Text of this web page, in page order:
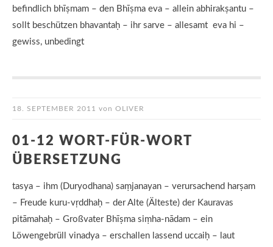
befindlich bhīṣmam – den Bhīṣma eva – allein abhirakṣantu –
sollt beschützen bhavantaḥ – ihr sarve – allesamt eva hi –
gewiss, unbedingt
18. SEPTEMBER 2011 von OLIVER
01-12 WORT-FÜR-WORT
ÜBERSETZUNG
tasya – ihm (Duryodhana) saṃjanayan – verursachend harṣam
– Freude kuru-vṛddhaḥ – der Alte (Älteste) der Kauravas
pitāmahaḥ – Großvater Bhīṣma siṃha-nādam – ein
Löwengebrüll vinadya – erschallen lassend uccaiḥ – laut